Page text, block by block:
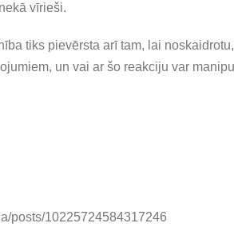
vīrieši.
tiks pievērsta arī tam, lai
un vai ar šo reakciju var
posts/10225724584317246